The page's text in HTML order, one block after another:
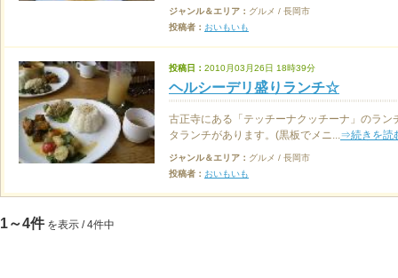
ジャンル＆エリア： グルメ / 長岡市
投稿者： おいもいも
投稿日： 2010月03月26日 18時39分
ヘルシーデリ盛りランチ☆
古正寺にある「テッチーナクッチーナ」のラ
タランチがあります。(黒板でメニ...⇒続きを読
ジャンル＆エリア： グルメ / 長岡市
投稿者： おいもいも
1～4件 を表示 / 4件中